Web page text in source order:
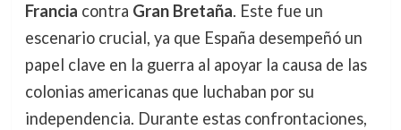
Francia contra Gran Bretaña. Este fue un
escenario crucial, ya que España desempeñó un
papel clave en la guerra al apoyar la causa de las
colonias americanas que luchaban por su
independencia. Durante estas confrontaciones,